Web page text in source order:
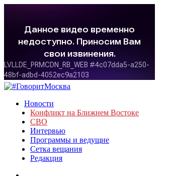
Новости
Конфликт на Ближнем Востоке
СВО
Интервью
Программы и ведущие
Сетка вещания
Редакция